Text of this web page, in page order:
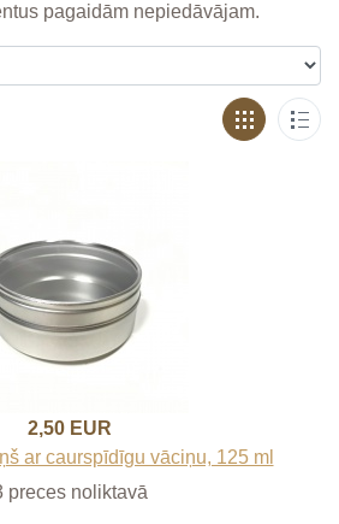
pagaidām nepiedāvājam.
2,50 EUR
ar caurspīdīgu vāciņu, 125 ml
preces noliktavā